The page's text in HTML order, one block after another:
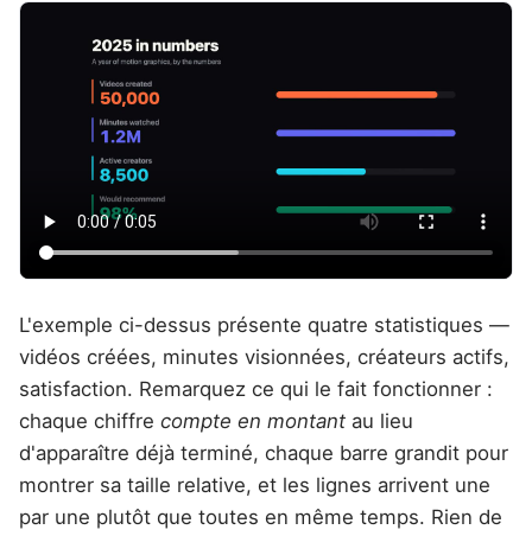
L'exemple ci-dessus présente quatre statistiques —
vidéos créées, minutes visionnées, créateurs actifs,
satisfaction. Remarquez ce qui le fait fonctionner :
chaque chiffre compte en montant au lieu
d'apparaître déjà terminé, chaque barre grandit pour
montrer sa taille relative, et les lignes arrivent une
par une plutôt que toutes en même temps. Rien de